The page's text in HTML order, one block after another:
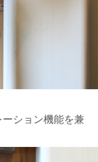
ション機能を兼